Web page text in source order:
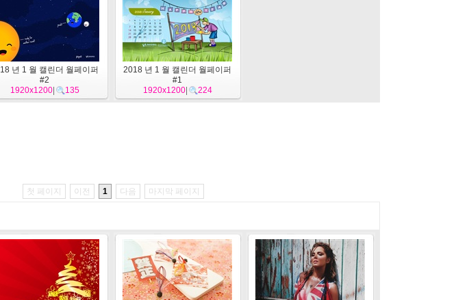
년 1 월 캘린더 월페이퍼
#2
1920x1200| 135
2018 년 1 월 캘린더 월페이퍼
#1
1920x1200| 224
첫 페이지 이전 1 다음 마지막 페이지